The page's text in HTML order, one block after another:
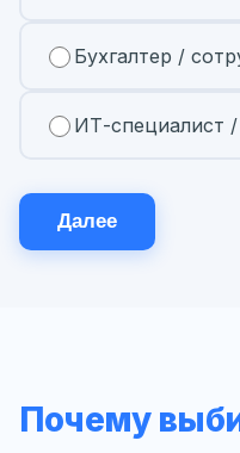
Бухгалтер /
ИТ-специалист /
Далее
Почему